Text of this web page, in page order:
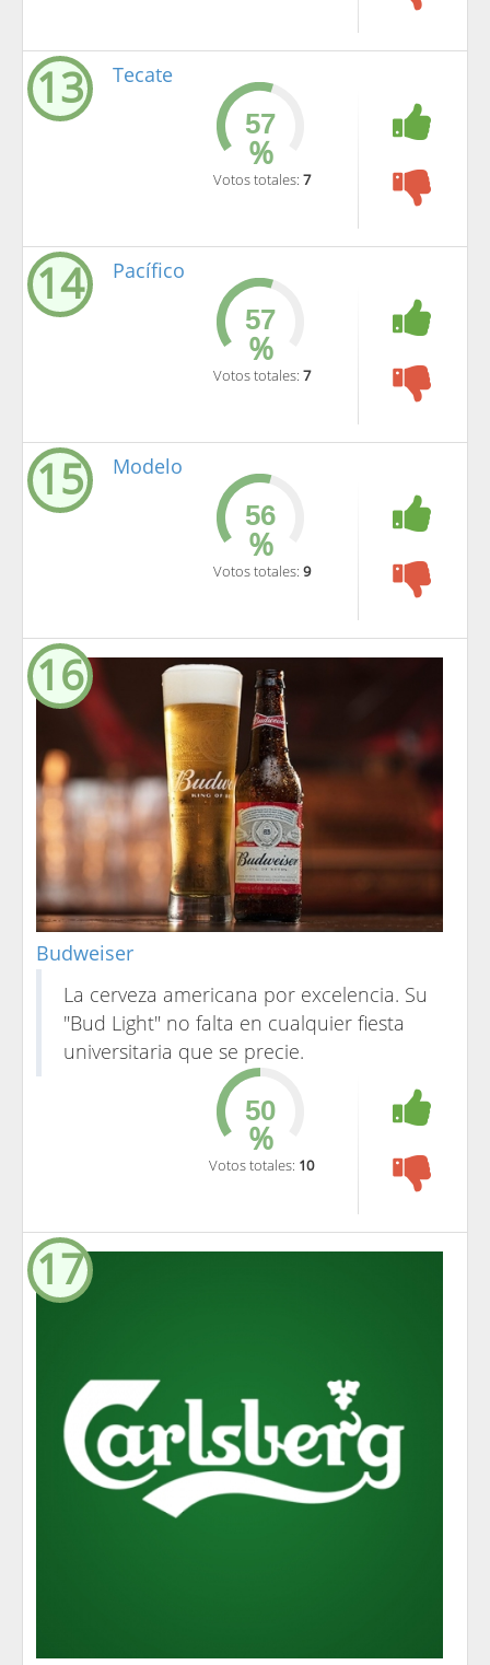
13 Tecate
%
Votos totales: 7
14 Pacífico
%
Votos totales: 7
15 Modelo
%
Votos totales: 9
16
Budweiser
La cerveza americana por excelencia. Su
"Bud Light" no falta en cualquier fiesta
universitaria que se precie.
%
Votos totales: 10
17